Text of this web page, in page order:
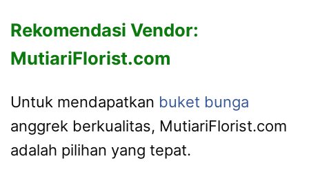
Rekomendasi Vendor:
MutiariFlorist.com
Untuk mendapatkan buket bunga
anggrek berkualitas, MutiariFlorist.com
adalah pilihan yang tepat.